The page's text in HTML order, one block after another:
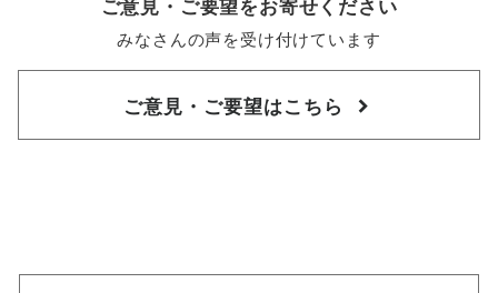
ご意見・ご要望をお寄せください
みなさんの声を受け付けています
ご意見・ご要望はこちら